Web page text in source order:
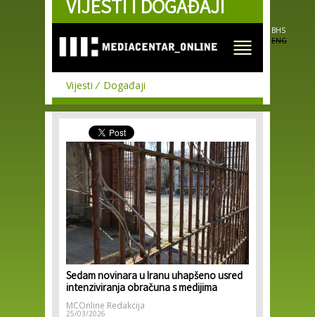
Skip to
main
VIJESTI I DOGAĐAJI
BHS
ENG
Vijesti Događaji
Sedam novinara u Iranu uhapšeno usred
intenziviranja obračuna s medijima
MCOnline Redakcija
25/03/2026